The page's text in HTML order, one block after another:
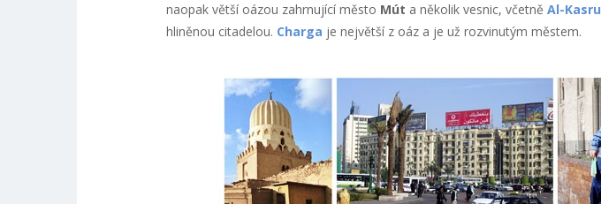
naopak větší oázou zahrnující město Mút a několik vesnic, včetně Al-Kasru
hliněnou citadelou. Charga je největší z oáz a je už rozvinutým městem.